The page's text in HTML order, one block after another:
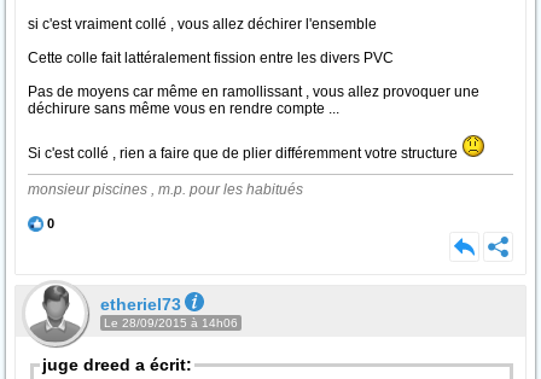
si c'est vraiment collé , vous allez déchirer l'ensemble
Cette colle fait lattéralement fission entre les divers PVC
Pas de moyens car même en ramollissant , vous allez provoquer une
déchirure sans même vous en rendre compte ...
Si c'est collé , rien a faire que de plier différemment votre structure
monsieur piscines , m.p. pour les habitués
0
etheriel73
Le 28/09/2015 à 14h06
juge dreed a écrit: